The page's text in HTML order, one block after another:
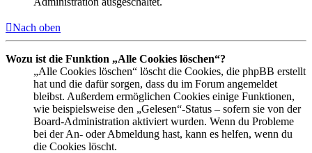
Nach oben
Wozu ist die Funktion „Alle Cookies löschen“?
„Alle Cookies löschen“ löscht die Cookies, die phpBB erstellt
hat und die dafür sorgen, dass du im Forum angemeldet
bleibst. Außerdem ermöglichen Cookies einige Funktionen,
wie beispielsweise den „Gelesen“-Status – sofern sie von der
Board-Administration aktiviert wurden. Wenn du Probleme
bei der An- oder Abmeldung hast, kann es helfen, wenn du
die Cookies löscht.